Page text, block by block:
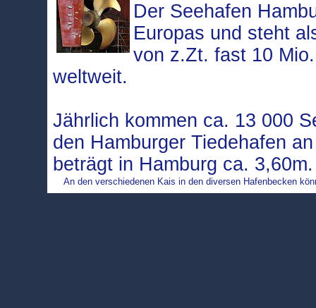
Der Seehafen
Europas und steht
von z.Zt. fast 10
weltweit.
Jährlich kommen ca. 13 000
den Hamburger Tiedehafen
beträgt in Hamburg ca.
An den verschiedenen Kais in den diversen Hafenbecken